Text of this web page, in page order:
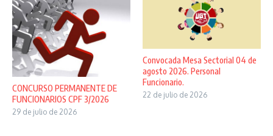
CONCURSO PERMANENTE DE
FUNCIONARIOS CPF 3/2026
29 de julio de 2026
Convocada Mesa Sectorial 04 de
agosto 2026. Personal
Funcionario.
22 de julio de 2026